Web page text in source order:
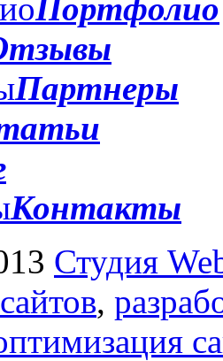
Портфолио
Партнеры
Контакты
Студия
,